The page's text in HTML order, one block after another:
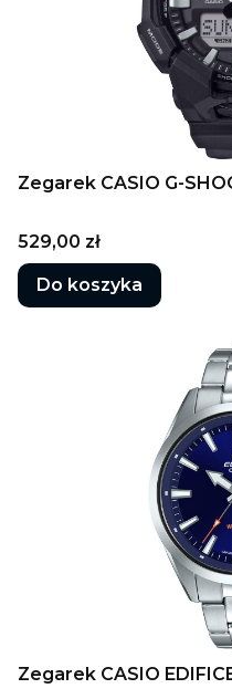
Zegarek CASIO G-
Cena
529,00 zł
Do koszyka
Zegarek CASIO